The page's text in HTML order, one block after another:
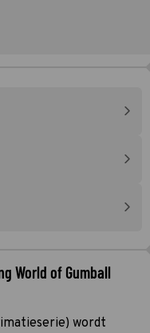
World of Gumball
wordt